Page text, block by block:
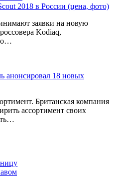
2018 в России (цена, фото)
заявки на новую
Kodiaq,
анонсировал 18 новых
Британская компания
ассортимент своих